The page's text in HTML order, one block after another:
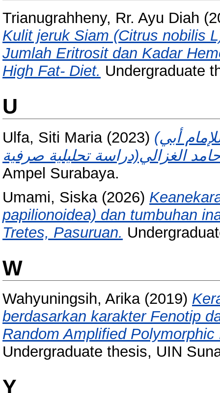
Trianugrahheny, Rr. Ayu Diah
Kulit jeruk Siam (Citrus nobilis
Jumlah Eritrosit dan Kadar
High Fat- Diet. Undergraduate
U
Ulfa, Siti Maria(2023) (الأسماء المشتقة في كتاب بداية الهداية للإمام أبي
Ampel Surabaya.
Umami, Siska(2026)
papilionoidea) dan tumbuhan
Tretes, Pasuruan.
W
Wahyuningsih, Arika(2019)
berdasarkan karakter Fenotip
Random Amplified
Undergraduate thesis, UIN
Y